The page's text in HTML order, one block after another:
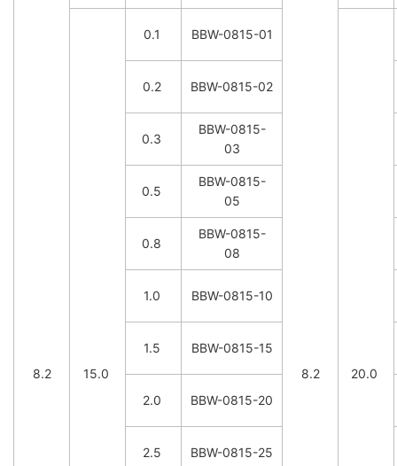
8.2 8.2
15.0
0.1 BBW-0815-01
20.0
0.2 BBW-0815-02
0.3
BBW-0815-
03
0.5
BBW-0815-
05
0.8
BBW-0815-
08
1.0 BBW-0815-10
1.5 BBW-0815-15
2.0 BBW-0815-20
2.5 BBW-0815-25